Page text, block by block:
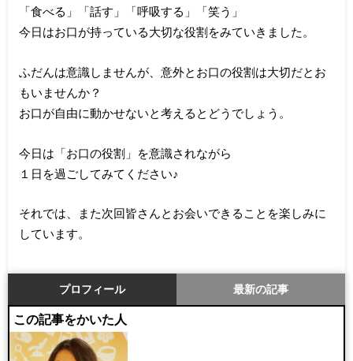
「食べる」「話す」「呼吸する」「笑う」
今日はお口が持っている大切な役割をみていきました。
ふだんは意識しませんが、意外とお口の役割は大切だとお
もいませんか？
お口が自由に動かせないと考えるとどうでしょう。
今日は「お口の役割」を意識されながら
１日を過ごしてみてください♪
それでは、また次回皆さんとお会いできることを楽しみに
しています。
プロフィール 最新の記事
この記事をかいた人